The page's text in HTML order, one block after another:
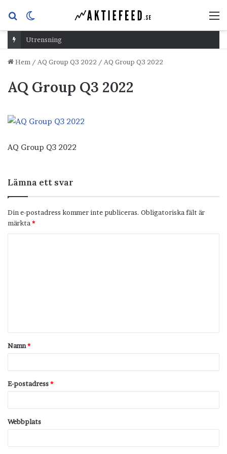
Sök
efterskin
Utrensning
Hem / AQ Group Q3 2022 / AQ Group Q3 2022
AQ Group Q3 2022
AQ Group Q3 2022
Lämna ett svar
Din e-postadress kommer inte publiceras. Obligatoriska fält är
märkta *
t
a
Namn*
E-postadress*
Webbplats